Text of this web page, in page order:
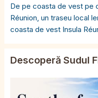
De pe coasta de vest pe
Réunion, un traseu local
coasta de vest Insula
Descoperă Sudul